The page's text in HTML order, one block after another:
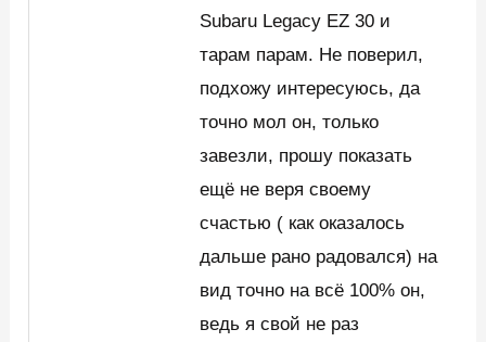
Subaru Legacy EZ 30 и
тарам парам. Не поверил,
подхожу интересуюсь, да
точно мол он, только
завезли, прошу показать
ещё не веря своему
счастью ( как оказалось
дальше рано радовался) на
вид точно на всё 100% он,
ведь я свой не раз